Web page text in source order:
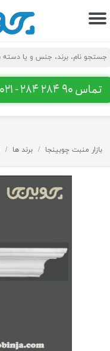
تماس 90 284 284 - 021
حساب کاربری من
تغییر گذر واژه
سفارشات
خروج از حساب کاربری
بازار منبت چوبینجا برند ها